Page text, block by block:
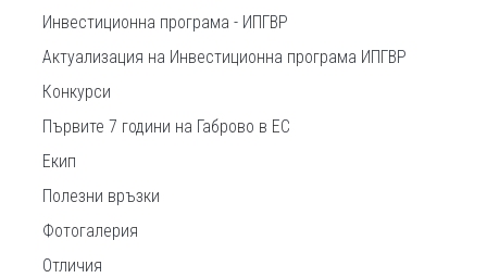
Инвестиционна програма - ИПГВР
Актуализация на Инвестиционна програма ИПГВР
Конкурси
Първите 7 години на Габрово в ЕС
Екип
Полезни връзки
Фотогалерия
Отличия